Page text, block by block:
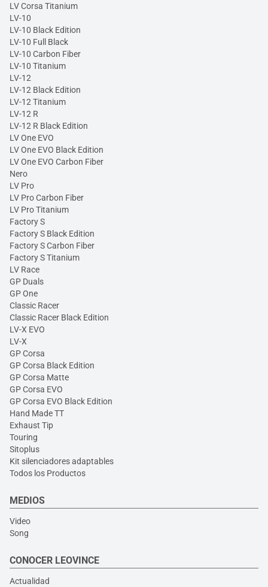
LV Corsa Titanium
LV-10
LV-10 Black Edition
LV-10 Full Black
LV-10 Carbon Fiber
LV-10 Titanium
LV-12
LV-12 Black Edition
LV-12 Titanium
LV-12 R
LV-12 R Black Edition
LV One EVO
LV One EVO Black Edition
LV One EVO Carbon Fiber
Nero
LV Pro
LV Pro Carbon Fiber
LV Pro Titanium
Factory S
Factory S Black Edition
Factory S Carbon Fiber
Factory S Titanium
LV Race
GP Duals
GP One
Classic Racer
Classic Racer Black Edition
LV-X EVO
LV-X
GP Corsa
GP Corsa Black Edition
GP Corsa Matte
GP Corsa EVO
GP Corsa EVO Black Edition
Hand Made TT
Exhaust Tip
Touring
Sitoplus
Kit silenciadores adaptables
Todos los Productos
MEDIOS
Video
Song
CONOCER LEOVINCE
Actualidad